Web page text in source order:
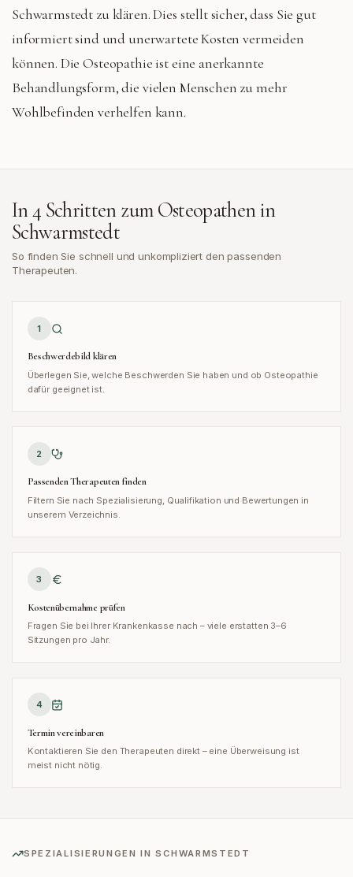
Schwarmstedt zu klären. Dies stellt sicher, dass Sie gut
informiert sind und unerwartete Kosten vermeiden
können. Die Osteopathie ist eine anerkannte
Behandlungsform, die vielen Menschen zu mehr
Wohlbefinden verhelfen kann.
In 4 Schritten zum Osteopathen in
Schwarmstedt
So finden Sie schnell und unkompliziert den passenden
Therapeuten.
1
Beschwerdebild klären
Überlegen Sie, welche Beschwerden Sie haben und ob Osteopathie
dafür geeignet ist.
2
Passenden Therapeuten finden
Filtern Sie nach Spezialisierung, Qualifikation und Bewertungen in
unserem Verzeichnis.
3
Kostenübernahme prüfen
Fragen Sie bei Ihrer Krankenkasse nach – viele erstatten 3–6
Sitzungen pro Jahr.
4
Termin vereinbaren
Kontaktieren Sie den Therapeuten direkt – eine Überweisung ist
meist nicht nötig.
SPEZIALISIERUNGEN INSCHWARMSTEDT